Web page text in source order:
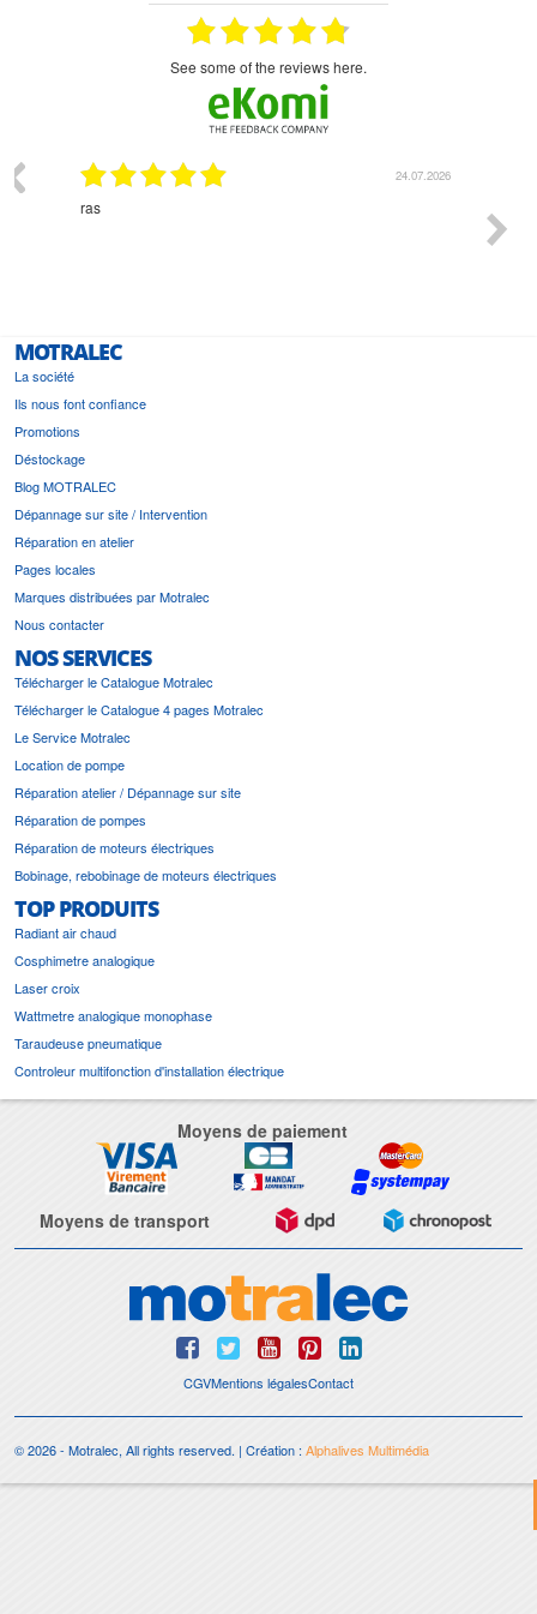
see some of the reviews here.
24.07.2026
ras
MOTRALEC
La société
Ils nous font confiance
Promotions
Déstockage
Blog MOTRALEC
Dépannage sur site / Intervention
Réparation en atelier
Pages locales
Marques distribuées par Motralec
Nous contacter
NOS SERVICES
Télécharger le Catalogue Motralec
Télécharger le Catalogue 4 pages Motralec
Le Service Motralec
Location de pompe
Réparation atelier / Dépannage sur site
Réparation de pompes
Réparation de moteurs électriques
Bobinage, rebobinage de moteurs électriques
TOP PRODUITS
Radiant air chaud
Cosphimetre analogique
Laser croix
Wattmetre analogique monophase
Taraudeuse pneumatique
Controleur multifonction d'installation électrique
Moyens de paiement
Moyens de transport
CGVMentions légalesContact
© 2026 - Motralec, All rights reserved. | Création :Alphalives Multimédia